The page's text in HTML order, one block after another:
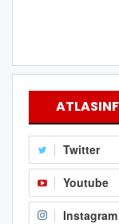
Twitter
Youtube
Instagram